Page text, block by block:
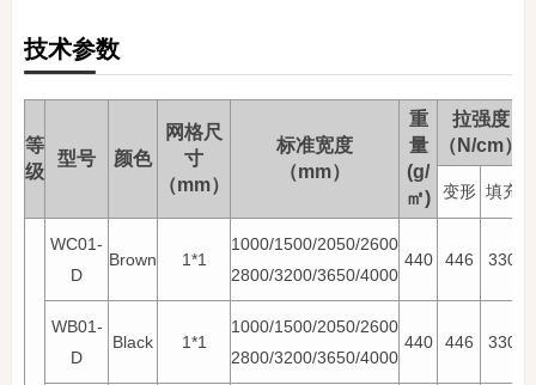
技术参数
等
级
型号 颜色
网格尺
寸
（mm）
标准宽度
（mm）
重
量
(g/
㎡)
拉强度
（N/cm）
变形 填充
WC01-
D
Brown 1*1
1000/1500/2050/2600
2800/3200/3650/4000
440 446 330
WB01-
D
Black 1*1
1000/1500/2050/2600
2800/3200/3650/4000
440 446 330